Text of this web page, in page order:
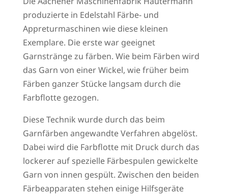
produzierte in Edelstahl Färbe- und
Appreturmaschinen wie diese kleinen
Exemplare. Die erste war geeignet
Garnstränge zu färben. Wie beim Färben wird
das Garn von einer Wickel, wie früher beim
Färben ganzer Stücke langsam durch die
Farbflotte gezogen.
Diese Technik wurde durch das beim
Garnfärben angewandte Verfahren abgelöst.
Dabei wird die Farbflotte mit Druck durch das
lockerer auf spezielle Färbespulen gewickelte
Garn von innen gespült. Zwischen den beiden
Färbeapparaten stehen einige Hilfsgeräte